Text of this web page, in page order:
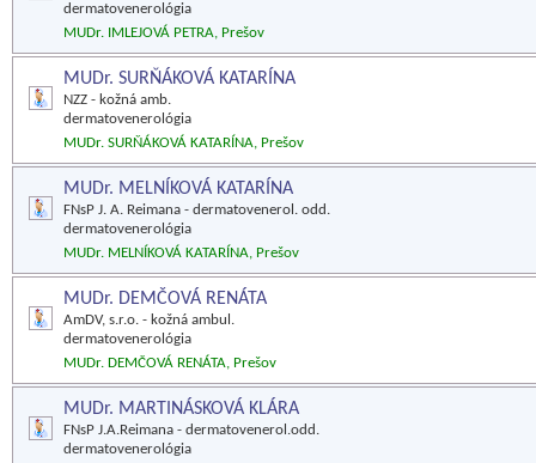
dermatovenerológia
MUDr. IMLEJOVÁ PETRA, Prešov
MUDr. SURŇÁKOVÁ KATARÍNA
NZZ - kožná amb.
dermatovenerológia
MUDr. SURŇÁKOVÁ KATARÍNA, Prešov
MUDr. MELNÍKOVÁ KATARÍNA
FNsP J. A. Reimana - dermatovenerol. odd.
dermatovenerológia
MUDr. MELNÍKOVÁ KATARÍNA, Prešov
MUDr. DEMČOVÁ RENÁTA
AmDV, s.r.o. - kožná ambul.
dermatovenerológia
MUDr. DEMČOVÁ RENÁTA, Prešov
MUDr. MARTINÁSKOVÁ KLÁRA
FNsP J.A.Reimana - dermatovenerol.odd.
dermatovenerológia